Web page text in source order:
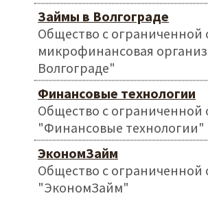
Займы в Волгограде
Общество с ограниченной
микрофинансовая
Волгограде"
Финансовые технологии
Общество с ограниченной
"Финансовые технологии"
ЭкономЗайм
Общество с ограниченной
"ЭкономЗайм"